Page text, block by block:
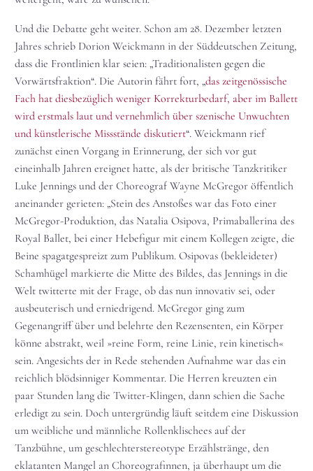
Und die Debatte geht weiter. Schon am 28. Dezember letzten
Jahres schrieb Dorion Weickmann in der Süddeutschen Zeitung,
dass die Frontlinien klar seien: „Traditionalisten gegen die
Vorwärtsfraktion“. Die Autorin fährt fort, „das zeitgenössische
Fach hat diesbezüglich weniger Korrekturbedarf, aber im Ballett
wird erstmals laut und vernehmlich über szenische Unwuchten
und künstlerische Missstände diskutiert“. Weickmann rief
zunächst einen Vorgang in Erinnerung, der sich vor gut
eineinhalb Jahren ereignet hatte, als der britische Tanzkritiker
Luke Jennings und der Choreograf Wayne McGregor öffentlich
aneinander gerieten: „Stein des Anstoßes war das Foto einer
McGregor-Produktion, das Natalia Osipova, Primaballerina des
Royal Ballet, bei einer Hebefigur mit einem Kollegen zeigte, die
Beine spagatgespreizt zum Publikum. Osipovas (bekleideter)
Schamhügel markierte die Mitte des Bildes, das Jennings in die
Welt twitterte mit der Frage, ob das nun innovativ sei, oder
ausbeuterisch und erniedrigend. McGregor ging zum
Gegenangriff über und belehrte den Rezensenten, ein Körper
könne abstrakt, weil »reine Form, reine Linie, rein kinetisch«
sein. Angesichts der in Rede stehenden Aufnahme war das ein
reichlich blödsinniger Kommentar. Die Herren kreuzten ein
paar Stunden lang die Twitter-Klingen, dann schien die Sache
erledigt zu sein. Doch untergründig läuft seitdem eine Diskussion
um weibliche und männliche Rollenklischees auf der
Tanzbühne, um geschlechterstereotype Erzählstränge, den
eklatanten Mangel an Choreografinnen, ja überhaupt um die